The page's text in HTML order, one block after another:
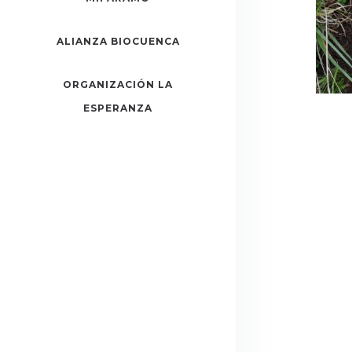
ALIANZA BIOCUENCA
ORGANIZACIÓN LA
ESPERANZA